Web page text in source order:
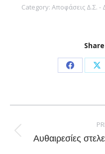
Category: Αποφάσεις Δ.Σ. -
Share
X
navigation
Αυθαιρεσίες